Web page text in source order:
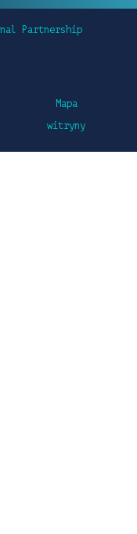
Partnership
Mapa
witryny